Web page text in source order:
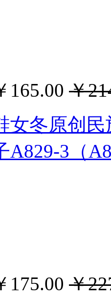
165.00 ￥
女冬原创
A829-3（
175.00 ￥